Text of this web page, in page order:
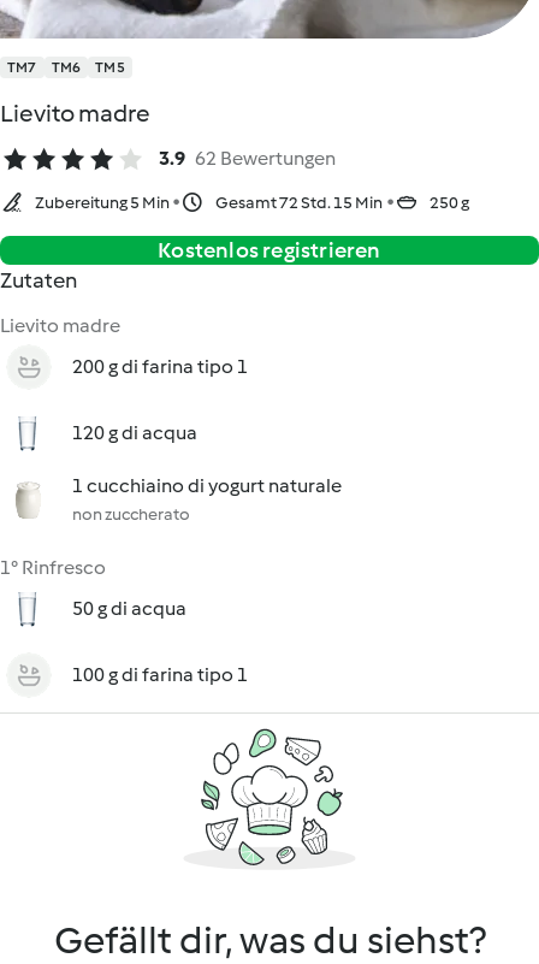
TM7 TM6 TM5
Lievito madre
3.9 62 Bewertungen
Zubereitung 5 Min Gesamt 72 Std. 15 Min 250 g
Kostenlos registrieren
Zutaten
Lievito madre
200 g di farina tipo 1
120 g di acqua
1 cucchiaino di yogurt naturale
non zuccherato
1° Rinfresco
50 g di acqua
100 g di farina tipo 1
Gefällt dir, was du siehst?